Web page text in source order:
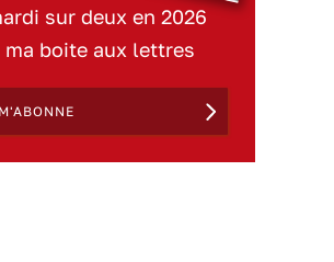
sur deux en 2026
ma boite aux lettres